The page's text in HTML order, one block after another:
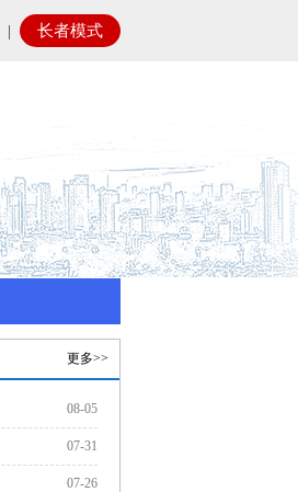
| 长者模式
更多>>
08-05
07-31
07-26